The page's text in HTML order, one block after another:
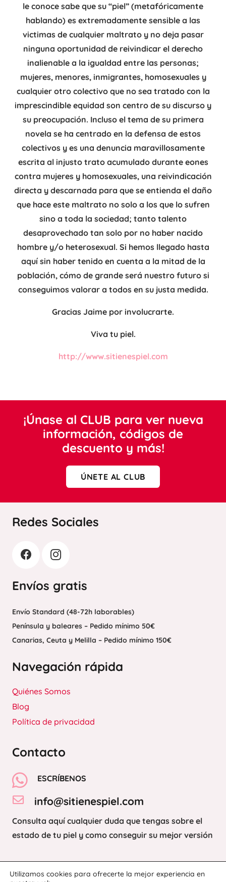
le conoce sabe que su “piel” (metafóricamente
hablando) es extremadamente sensible a las
victimas de cualquier maltrato y no deja pasar
ninguna oportunidad de reivindicar el derecho
inalienable a la igualdad entre las personas;
mujeres, menores, inmigrantes, homosexuales y
cualquier otro colectivo que no sea tratado con la
imprescindible equidad son centro de su discurso y
su preocupación. Incluso el tema de su primera
novela se ha centrado en la defensa de estos
colectivos y es una denuncia maravillosamente
escrita al injusto trato acumulado durante eones
contra mujeres y homosexuales, una reivindicación
directa y descarnada para que se entienda el daño
que hace este maltrato no solo a los que lo sufren
sino a toda la sociedad; tanto talento
desaprovechado tan solo por no haber nacido
hombre y/o heterosexual. Si hemos llegado hasta
aquí sin haber tenido en cuenta a la mitad de la
población, cómo de grande será nuestro futuro si
conseguimos valorar a todos en su justa medida.
Gracias Jaime por involucrarte.
Viva tu piel.
http://www.sitienespiel.com
¡Únase al CLUB para ver nueva
información, códigos de
descuento y más!
ÚNETE AL CLUB
Redes Sociales
Envíos gratis
Envío Standard (48-72h laborables)
Península y baleares – Pedido mínimo 50€
Canarias, Ceuta y Melilla – Pedido mínimo 150€
Navegación rápida
Quiénes Somos
Blog
Política de privacidad
Contacto
ESCRÍBENOS
info@sitienespiel.com
Consulta aquí cualquier duda que tengas sobre el
estado de tu piel y como conseguir su mejor versión
Utilizamos cookies para ofrecerte la mejor experiencia en